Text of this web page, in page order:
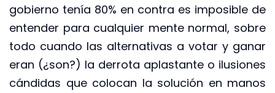
gobierno tenía 80% en contra es imposible de
entender para cualquier mente normal, sobre
todo cuando las alternativas a votar y ganar
eran (¿son?) la derrota aplastante o ilusiones
cándidas que colocan la solución en manos